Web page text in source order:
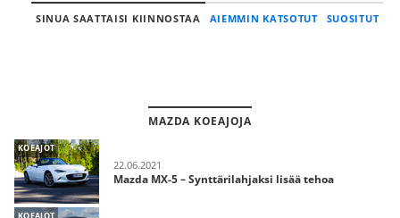
SINUA SAATTAISI KIINNOSTAA AIEMMIN KATSOTUT SUOSITUT
MAZDA KOEAJOJA
KOEAJOT
22.06.2021
Mazda MX-5 – Synttärilahjaksi lisää tehoa